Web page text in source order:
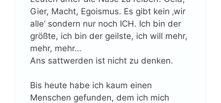
Gier, Macht, Egoismus. Es gibt kein ‚wir
alle‘ sondern nur noch ICH. Ich bin der
größte, ich bin der geilste, ich will mehr,
mehr, mehr…
Ans sattwerden ist nicht zu denken.
Bis heute habe ich kaum einen
Menschen gefunden, dem ich mich